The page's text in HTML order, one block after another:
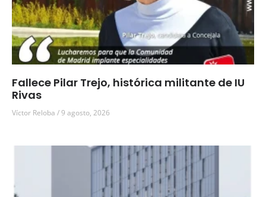
Fallece Pilar Trejo, histórica militante de IU
Rivas
Víctor Reloba 9 agosto, 2026